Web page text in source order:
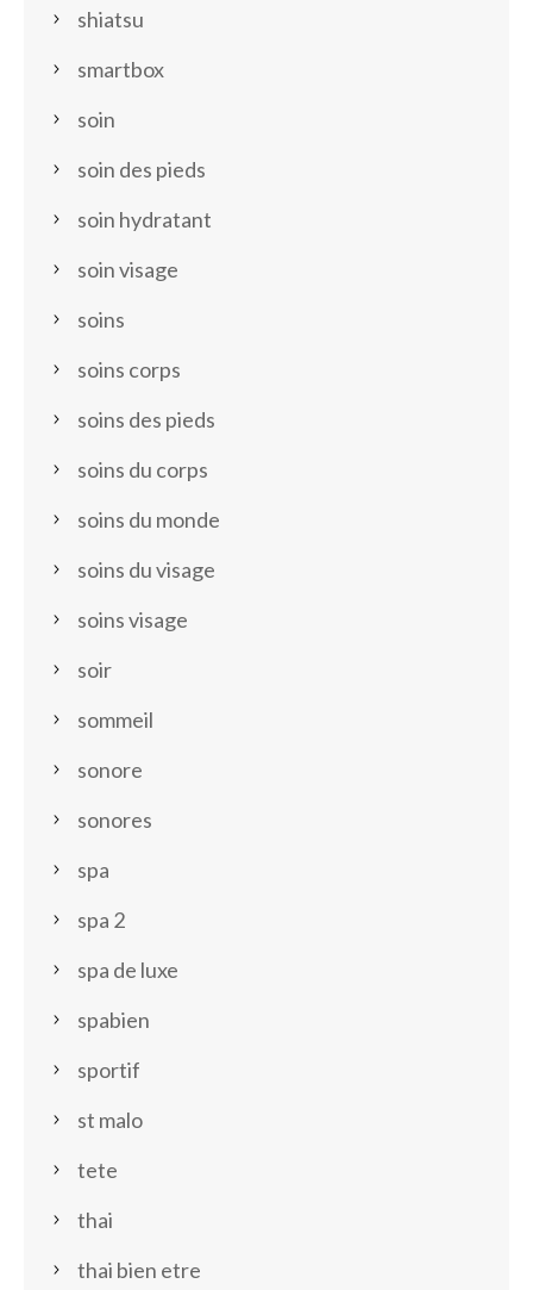
shiatsu
smartbox
soin
soin des pieds
soin hydratant
soin visage
soins
soins corps
soins des pieds
soins du corps
soins du monde
soins du visage
soins visage
soir
sommeil
sonore
sonores
spa
spa 2
spa de luxe
spabien
sportif
st malo
tete
thai
thai bien etre